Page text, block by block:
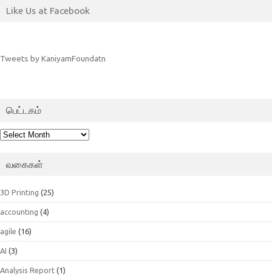
Like Us at Facebook
Tweets by KaniyamFoundatn
பெட்டகம்
பெட்டகம்
வகைகள்
3D Printing (25)
accounting (4)
agile (16)
AI (3)
Analysis Report (1)